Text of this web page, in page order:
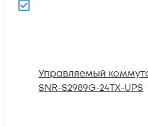
Управляемый
SNR-S2989G-24TX-UPS